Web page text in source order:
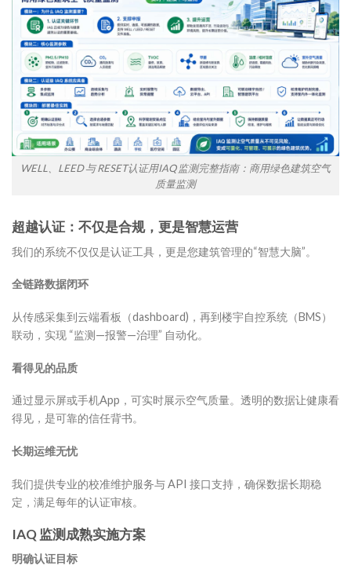
WELL、LEED 与 RESET认证用IAQ 监测完整指南：商用绿色建筑空气
质量监测
超越认证：不仅是合规，更是智慧运营
我们的系统不仅仅是认证工具，更是您建筑管理的“智慧大脑”。
全链路数据闭环​
从传感采集到云端看板（dashboard)，再到楼宇自控系统（BMS）
联动，实现 “监测—报警—治理” 自动化。
看得见的品质​
通过显示屏或手机App，可实时展示空气质量。透明的数据让健康看
得见，是可靠的信任背书。
长期运维无忧​
我们提供专业的校准维护服务与 API 接口支持，确保数据长期稳
定，满足每年的认证审核。
IAQ 监测成熟实施方案
明确认证目标